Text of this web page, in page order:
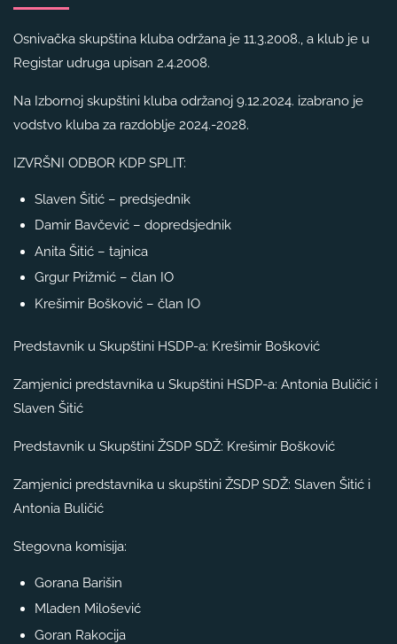
Osnivačka skupština kluba održana je 11.3.2008., a klub je u
Registar udruga upisan 2.4.2008.
Na Izbornoj skupštini kluba održanoj 9.12.2024. izabrano je
vodstvo kluba za razdoblje 2024.-2028.
IZVRŠNI ODBOR KDP SPLIT:
Slaven Šitić – predsjednik
Damir Bavčević – dopredsjednik
Anita Šitić – tajnica
Grgur Prižmić – član IO
Krešimir Bošković – član IO
Predstavnik u Skupštini HSDP-a: Krešimir Bošković
Zamjenici predstavnika u Skupštini HSDP-a: Antonia Buličić i
Slaven Šitić
Predstavnik u Skupštini ŽSDP SDŽ: Krešimir Bošković
Zamjenici predstavnika u skupštini ŽSDP SDŽ: Slaven Šitić i
Antonia Buličić
Stegovna komisija:
Gorana Barišin
Mladen Milošević
Goran Rakocija